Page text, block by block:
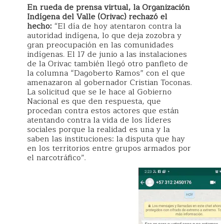
En rueda de prensa virtual, la Organización
Indígena del Valle (Orivac) rechazó el
hecho: “El día de hoy atentaron contra la
autoridad indígena, lo que deja zozobra y
gran preocupación en las comunidades
indígenas. El 17 de junio a las instalaciones
de la Orivac también llegó otro panfleto de
la columna “Dagoberto Ramos” con el que
amenazaron al gobernador Cristian Toconas.
La solicitud que se le hace al Gobierno
Nacional es que den respuesta, que
procedan contra estos actores que están
atentando contra la vida de los líderes
sociales porque la realidad es una y la
saben las instituciones: la disputa que hay
en los territorios entre grupos armados por
el narcotráfico”.